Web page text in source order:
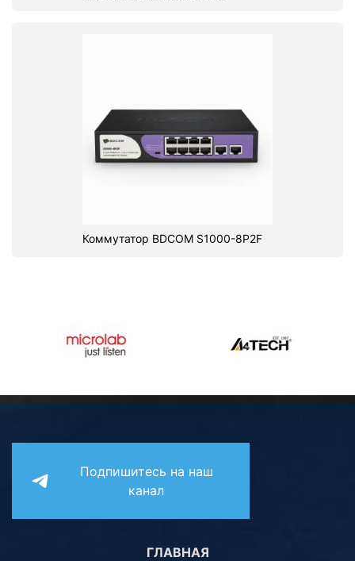
Коммутатор BDCOM S1000-8P2F
Подпишитесь на наш
канал
ГЛАВНАЯ